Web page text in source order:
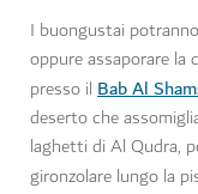
I buongustai
oppure assaporare la
presso il Bab Al
deserto che
laghetti di Al Qudra,
gironzolare lungo la